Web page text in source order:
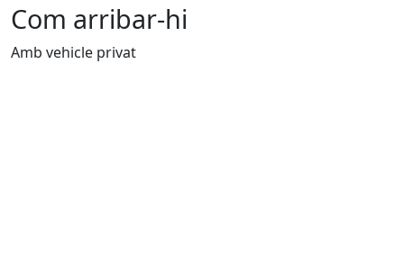
Com arribar-hi
Amb vehicle privat